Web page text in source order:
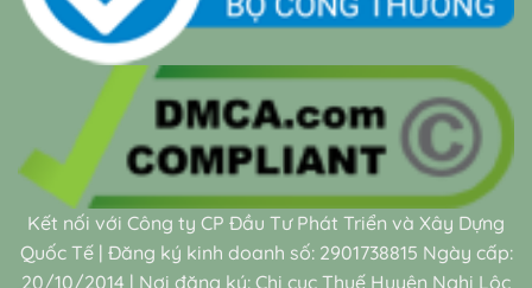
Kết nối với Công ty CP Đầu Tư Phát Triển và Xây Dựng
Quốc Tế | Đăng ký kinh doanh số: 2901738815 Ngày cấp:
20/10/2014 | Nơi đăng ký: Chi cục Thuế Huyện Nghi Lộc